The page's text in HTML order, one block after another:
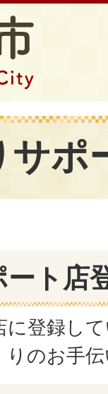
ポ
ト店
登録し
りのお手